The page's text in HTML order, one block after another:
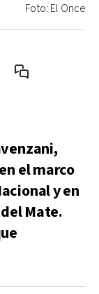
Foto: El Once
el marco
y en
Mate.